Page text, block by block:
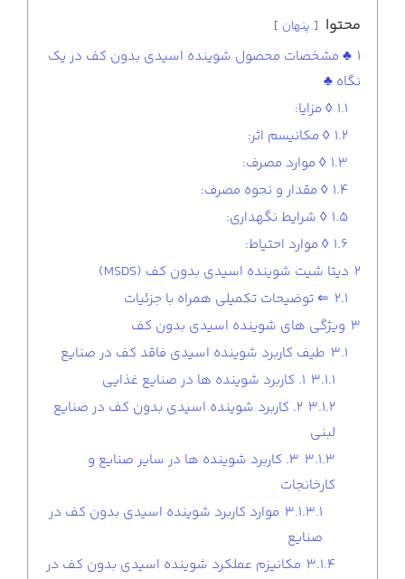
محتوا پنهان
1 ♣ مشخصات محصول شوینده اسیدی بدون کف در یک
نگاه ♣
1.1 ◊ مزایا:
1.2 ◊ مکانیسم اثر:
1.3 ◊ موارد مصرف:
1.4 ◊ مقدار و نحوه مصرف:
1.5 ◊ شرایط نگهداری:
1.6 ◊ موارد احتیاط:
2 دیتا شیت شوینده اسیدی بدون کف (MSDS)
2.1 ⇐ توضیحات تکمیلی همراه با جزئیات
3 ویژگی های شوینده اسیدی بدون کف
3.1 طیف کاربرد شوینده اسیدی فاقد کف در صنایع
3.1.1 1. کاربرد شوینده ها در صنایع غذایی
3.1.2
2. کاربرد شوینده اسیدی بدون کف در صنایع
لبنی
3.1.3
3. کاربرد شوینده ها در سایر صنایع و
کارخانجات
3.1.3.1 موارد کاربرد شوینده اسیدی بدون کف در
صنایع
3.1.4 مکانیزم عملکرد شوینده اسیدی بدون کف در